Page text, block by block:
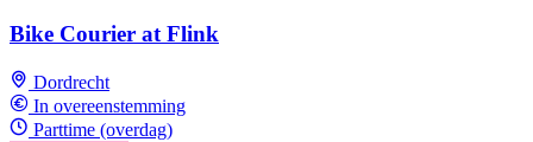
Bike Courier at Flink
Dordrecht
In overeenstemming
Parttime (overdag)